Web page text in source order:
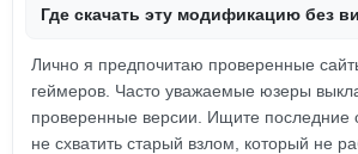
Где скачать эту модификацию без
Лично я предпочитаю проверенные
геймеров. Часто уважаемые юзеры
проверенные версии. Ищите последние
не схватить старый взлом, который не